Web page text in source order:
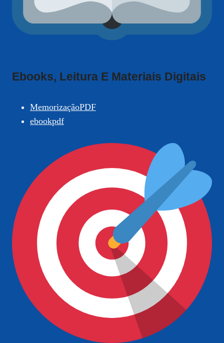
Ebooks, Leitura E Materiais Digitais
MemorizaçãoPDF
ebookpdf